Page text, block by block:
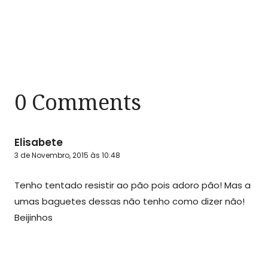
0 Comments
Elisabete
3 de Novembro, 2015 às 10:48
Tenho tentado resistir ao pão pois adoro pão! Mas a
umas baguetes dessas não tenho como dizer não!
Beijinhos